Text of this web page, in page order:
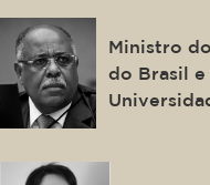
Ministro
do Brasil